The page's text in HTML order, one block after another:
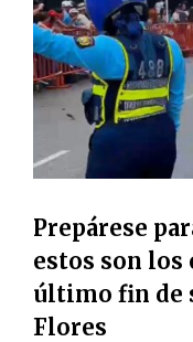
Prepárese
estos son
último fin de
Flores